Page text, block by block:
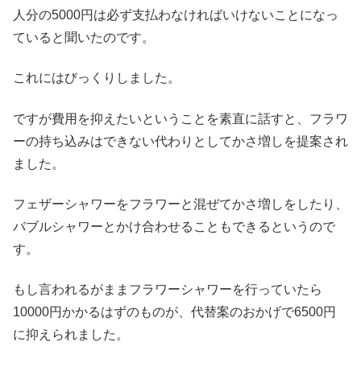
人分の5000円は必ず支払わなければいけないことになっ
ていると聞いたのです。
これにはびっくりしました。
ですが費用を抑えたいということを素直に話すと、フラワ
ーの持ち込みはできない代わりとしてかさ増しを提案され
ました。
フェザーシャワーをフラワーと混ぜてかさ増しをしたり、
バブルシャワーとかけ合わせることもできるというので
す。
もし言われるがままフラワーシャワーを行っていたら
10000円かかるはずのものが、代替案のおかげで6500円
に抑えられました。